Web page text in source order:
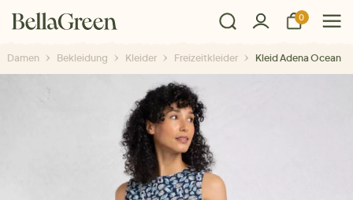
0
Damen Bekleidung Kleider Freizeitkleider Kleid Adena Ocean